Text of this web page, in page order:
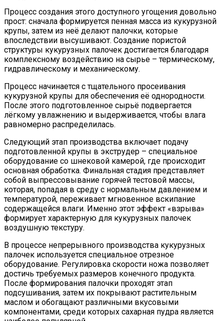
Процесс создания этого доступного угощения довольно
прост: сначала формируется пенная масса из кукурузной
крупы, затем из неё делают палочки, которые
впоследствии высушивают. Создание пористой
структуры кукурузных палочек достигается благодаря
комплексному воздействию на сырье – термическому,
гидравлическому и механическому.
Процесс начинается с тщательного просеивания
кукурузной крупы для обеспечения её однородности.
После этого подготовленное сырьё подвергается
лёгкому увлажнению и выдерживается, чтобы влага
равномерно распределилась.
Следующий этап производства включает подачу
подготовленной крупы в экструдер – специальное
оборудование со шнековой камерой, где происходит
основная обработка. Финальная стадия представляет
собой выпрессовывание горячей тестовой массы,
которая, попадая в среду с нормальным давлением и
температурой, переживает мгновенное вскипание
содержащейся влаги. Именно этот эффект «взрыва»
формирует характерную для кукурузных палочек
воздушную текстуру.
В процессе непрерывного производства кукурузных
палочек используется специальное отрезное
оборудование. Регулировка скорости ножа позволяет
достичь требуемых размеров конечного продукта.
После формирования палочки проходят этап
подсушивания, затем их покрывают растительным
маслом и обогащают различными вкусовыми
компонентами, среди которых сахарная пудра является